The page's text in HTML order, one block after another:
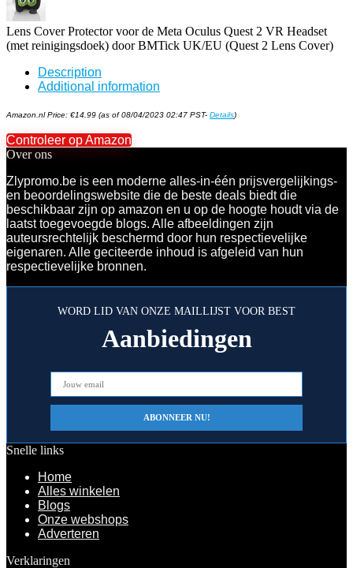
Lens Cover Protector voor de Meta Oculus Quest 2 VR Headset
(met reinigingsdoek) door BMTick UK/EU (Quest 2 Lens Cover)
Description
Additional information
Amazon.nl Price: €14.99 (as of 08/04/2023 02:47 PST- Details)
Controleer op Amazon
Over ons
Zlypromo.be is een moderne alles-in-één prijsvergelijkings-
en beoordelingswebsite die de beste deals biedt die
beschikbaar zijn op amazon en u op de hoogte houdt via de
laatst toegevoegde blogs. Alle afbeeldingen zijn
auteursrechtelijk beschermd door hun respectievelijke
eigenaren. Alle geciteerde inhoud is afgeleid van hun
respectievelijke bronnen.
WORD LID VAN ONZE MAILLIJST VOOR BEST
Aanbiedingen
Snelle links
Home
Alles winkelen
Blogs
Onze webshops
Adverteren
Verklaringen